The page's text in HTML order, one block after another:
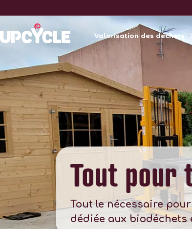
Valorisation des déchets
Tout
Tout le nécessaire
dédiée aux biodéchets